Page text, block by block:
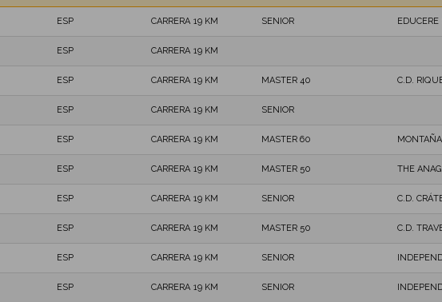
ESP CARRERA 19 KM SENIOR EDUCERE
ESP CARRERA 19 KM
ESP CARRERA 19 KM MASTER 40 C.D.
ESP CARRERA 19 KM SENIOR
ESP CARRERA 19 KM MASTER 60
ESP CARRERA 19 KM MASTER 50 THE
ESP CARRERA 19 KM SENIOR C.D.
ESP CARRERA 19 KM MASTER 50 C.D.
ESP CARRERA 19 KM SENIOR
ESP CARRERA 19 KM SENIOR